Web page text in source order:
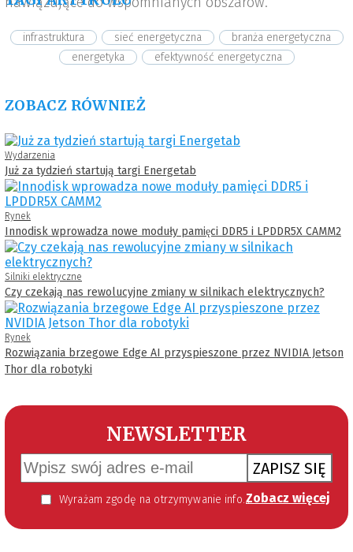
infrastruktura sieć energetyczna
branża energetyczna
energetyka
efektywność energetyczna
ZOBACZ RÓWNIEŻ
Wydarzenia
Już za tydzień startują targi Energetab
Rynek
Innodisk wprowadza nowe moduły pamięci DDR5 i LPDDR5X CAMM2
Silniki elektryczne
Czy czekają nas rewolucyjne zmiany w silnikach elektrycznych?
Rynek
Rozwiązania brzegowe Edge AI przyspieszone przez NVIDIA Jetson
Thor dla robotyki
NEWSLETTER
ZAPISZ SIĘ
Wyrażam zgodę na otrzymywanie informacji handlowej kierowanej do mnie za pomocą środków komunikacji elektronicznej w szczególności poczty elektronicznej zgodnie z przepisem art. 10 ust 2 ustawy z dnia 18 lipca 2002 roku o świadczeniu usług drogą elektroniczną (Dz. U. 144 z 2002 r. poz. 1204). Zgoda jest dobrowolna, jednak jej wyrażenie jest konieczne, aby otrzymywać newsletter. Zobacz więcej